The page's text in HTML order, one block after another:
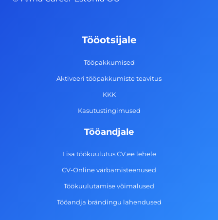
e
-
t
g
a
m
d
n
Tööotsijale
Tööpakkumised
Aktiveeri tööpakkumiste teavitus
KKK
Kasutustingimused
Tööandjale
Lisa töökuulutus CV.ee lehele
CV-Online värbamisteenused
Töökuulutamise võimalused
Tööandja brändingu lahendused